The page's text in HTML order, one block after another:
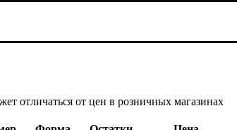
отличаться от цен в розничных магазинах